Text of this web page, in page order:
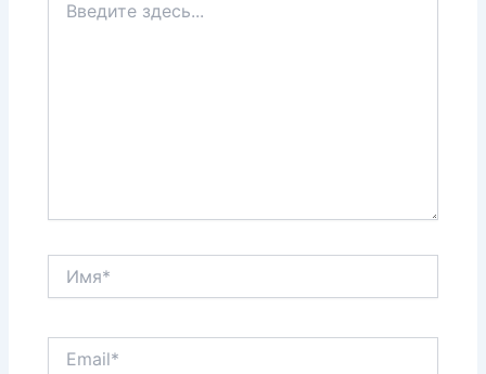
здесь...